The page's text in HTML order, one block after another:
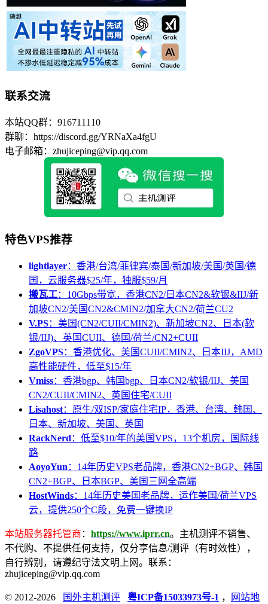
联系交流
本站QQ群：916711110
群聊：https://discord.gg/YRNaXa4fgU
电子邮箱：zhujiceping@vip.qq.com
特色VPS推荐
lightlayer：香港/台湾/菲律宾/泰国/新加坡/美国/英国/德
国，云服务器$25/年，独服$59/月
搬瓦工：10Gbps带宽，香港CN2/日本CN2&软银&IIJ/新
加坡CN2/美国CN2&CMIN2/加拿大CN2/荷兰CU2
V.PS：美国(CN2/CUII/CMIN2)、新加坡CN2、日本(软
银/IIJ)、英国CUII、德国/荷兰/CN2+CUII
ZgoVPS：香港优化、美国CUII/CMIN2、日本IIJ，AMD
高性能硬件，低至$15/年
Vmiss：香港bgp、韩国bgp、日本CN2/软银/IIJ、美国
CN2/CUII/CMIN2、英国住宅/CUII
Lisahost：原生/双ISP/家庭住宅IP，香港、台湾、韩国、
日本、新加坡、美国、英国
RackNerd ：低至$10/年的美国VPS，13个机房，国际线
路
AoyoYun ：14年历史VPS老品牌，香港CN2+BGP、韩国
CN2+BGP、日本BGP、美国三网全高端
HostWinds：14年历史美国老品牌，运作美国/荷兰VPS
云，提供250个C段，免费一键换IP
本站服务器托管商 ： https://www.iprr.cn。主机测评不销售、
不代购、不提供任何支持，仅分享信息/测评（有时效性），
自行辨别，请遵纪守法文明上网。联系：
zhujiceping@vip.qq.com
© 2012-2026 国外主机测评 粤ICP备15033973号-1 ，
网站地